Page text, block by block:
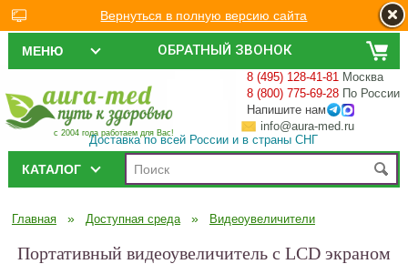
ОБРАТНЫЙ ЗВОНОК
МЕНЮ
с 2004 года работаем для Вас!
8 (495) 128-41-81 Москва
8 (800) 775-69-28 По России
Напишите нам
info@aura-med.ru
Доставка по всей России и в страны СНГ
КАТАЛОГ
Главная » Доступная среда » Видеоувеличители
Портативный видеоувеличитель с LCD экраном
Вернуться в полную версию сайта